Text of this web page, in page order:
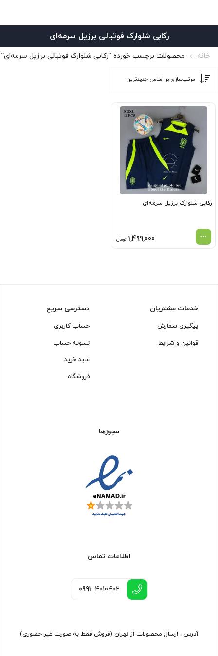
رکابی شلوارک فوتبالی برزیل سرمه‌ای
خانه محصولات برچسب خورده “رکابی شلوارک فوتبالی برزیل سرمه‌ای”
رکابی شلوارک برزیل سرمه‌ای
1,499,000 تومان
خدمات مشتریان
پیگیری سفارش
قوانین و شرایط
دسترسی سریع
حساب کاربری
تسویه حساب
سبد خرید
فروشگاه
مجوزها
اطلاعات تماس
0991 4010402
آدرس : ارسال محصولات از تهران (فروش فقط به صورت غیر حضوری)